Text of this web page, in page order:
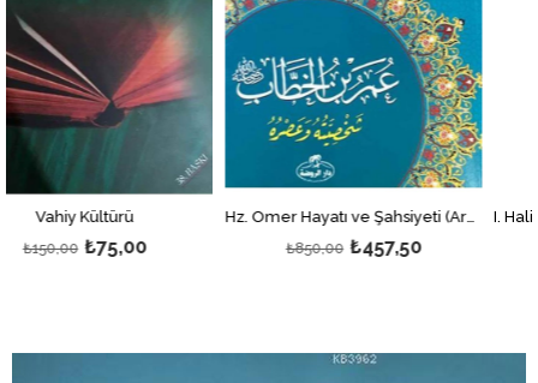
Hz. Ömer Hayatı ve Şahsiyeti (Arapça)
₺457,50